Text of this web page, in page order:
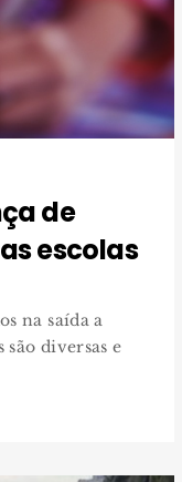
de
escolas
na saída a
são diversas e